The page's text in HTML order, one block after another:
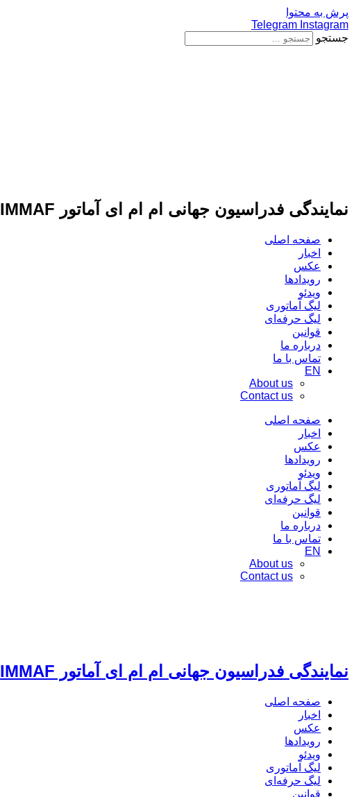
پرش به محتوا
Telegram Instagram
جستجو
نمایندگی فدراسیون جهانی ام ام ای آماتور IMMAF
صفحه اصلی
اخبار
عکس
رویدادها
ویدئو
لیگ آماتوری
لیگ حرفه‌ای
قوانین
درباره ما
تماس با ما
EN
About us
Contact us
صفحه اصلی
اخبار
عکس
رویدادها
ویدئو
لیگ آماتوری
لیگ حرفه‌ای
قوانین
درباره ما
تماس با ما
EN
About us
Contact us
نمایندگی فدراسیون جهانی ام ام ای آماتور IMMAF
صفحه اصلی
اخبار
عکس
رویدادها
ویدئو
لیگ آماتوری
لیگ حرفه‌ای
قوانین